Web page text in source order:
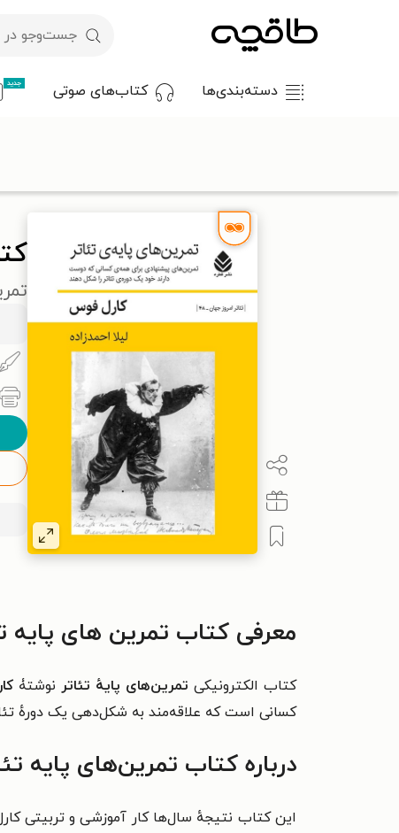
دسته‌بندی‌ها کتاب‌های صوتی جدید
معرفی کتاب تمرین های پایه
کتاب الکترونیکی تمرین‌های پایهٔ تئاتر نوشتۀ
کسانی است که علاقه‌مند به شکل‌دهی یک دورهٔ
درباره کتاب تمرین‌های پایه
این کتاب نتیجهٔ سال‌ها کار آموزشی و تربیتی